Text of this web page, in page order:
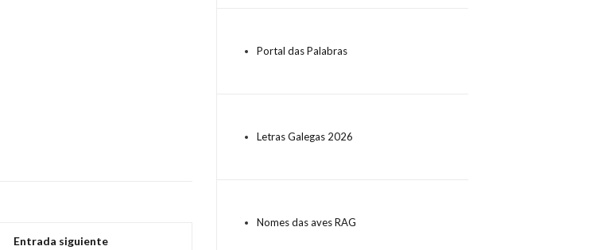
Entrada siguiente
Portal das Palabras
Letras Galegas 2026
Nomes das aves RAG